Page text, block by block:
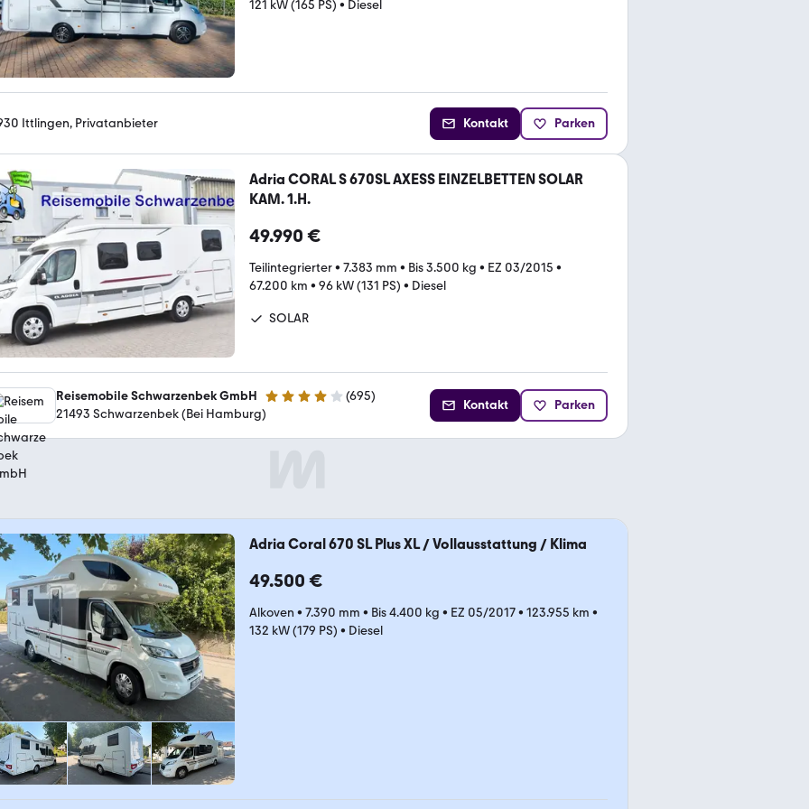
121 kW (165 PS) • Diesel
Ittlingen, Privatanbieter Kontakt Parken
Adria CORAL S 670SL AXESS EINZELBETTEN SOLAR
KAM. 1.H.
49.990 €
Teilintegrierter• 7.383 mm • Bis 3.500 kg • EZ 03/2015 •
67.200 km • 96 kW (131 PS) • Diesel
SOLAR
Reisemobile Schwarzenbek GmbH 4 Sterne (695)
21493 Schwarzenbek (Bei Hamburg)
Kontakt Parken
Adria Coral 670 SL Plus XL / Vollausstattung / Klima
49.500 €
Alkoven • 7.390 mm • Bis 4.400 kg • EZ 05/2017• 123.955 km •
132 kW (179 PS) • Diesel